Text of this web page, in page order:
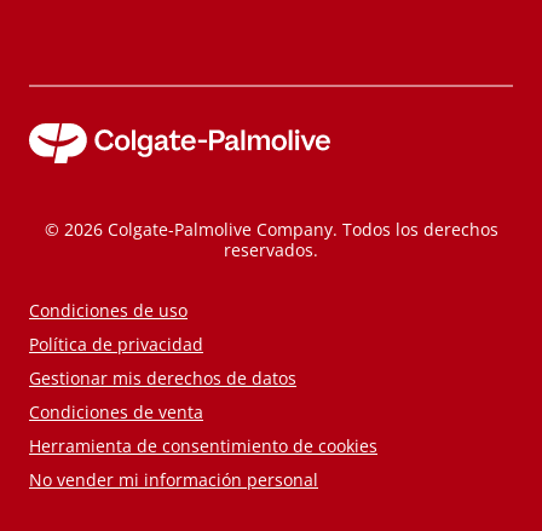
© 2026 Colgate-Palmolive Company. Todos los derechos
reservados.
Condiciones de uso
Política de privacidad
Gestionar mis derechos de datos
Condiciones de venta
Herramienta de consentimiento de cookies
No vender mi información personal